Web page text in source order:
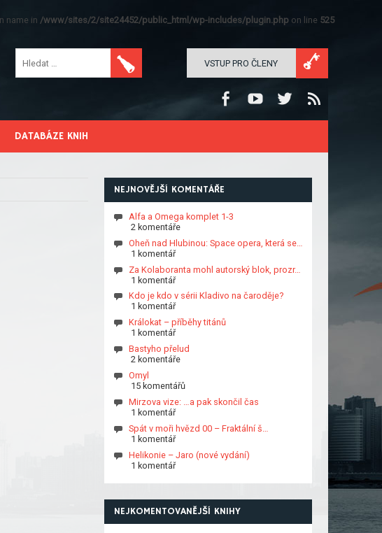
name in /www/sites/2/site24452/public_html/wp-includes/plugin.php on line 525
VSTUP PRO ČLENY
DATABÁZE KNIH
NEJNOVĚJŠÍ KOMENTÁŘE
Alfa a Omega komplet 1-3
2 komentáře
Oheň nad Hlubinou: Space opera, která se…
1 komentář
Za Kolaboranta mohl autorský blok, prozr…
1 komentář
Kdo je kdo v sérii Kladivo na čaroděje?
1 komentář
Králokat – příběhy titánů
1 komentář
Bastyho přelud
2 komentáře
Omyl
15 komentářů
Mirzova vize: …a pak skončil čas
1 komentář
Spát v moři hvězd 00 – Fraktální š…
1 komentář
Helikonie – Jaro (nové vydání)
1 komentář
NEJKOMENTOVANĚJŠÍ KNIHY